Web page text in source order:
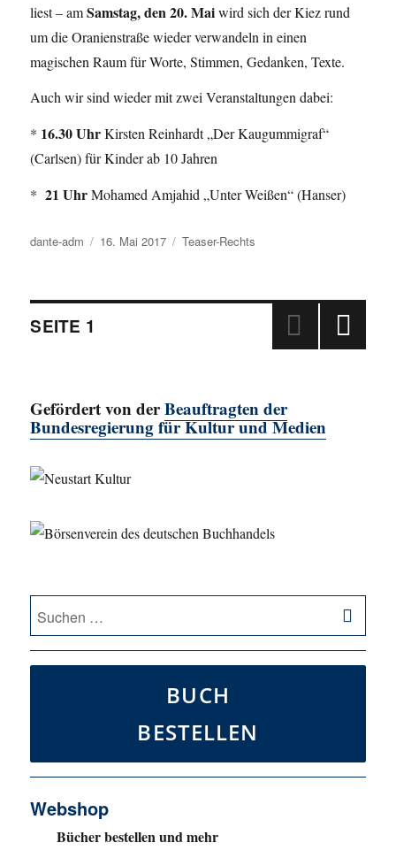
liest – amSamstag, den20. Maiwird sich der Kiez rund
um die Oranienstraße wieder verwandeln in einen
magischen Raum für Worte, Stimmen, Gedanken, Texte.
Auch wir sind wieder mit zwei Veranstaltungen dabei:
* 16.30 UhrKirsten Reinhardt „Der Kaugummigraf“
(Carlsen) für Kinder ab 10 Jahren
*21 UhrMohamed Amjahid „Unter Weißen“ (Hanser)
Autor
dante-adm
Veröffentlicht
16. Mai 2017 Kategorien
Teaser-Rechts
Beitragsnavigation
SEITE 1
Gefördert von derBeauftragten der
Bundesregierung für Kultur und Medien
Suche
nach:
BUCH
BESTELLEN
Webshop
Bücher bestellen und mehr